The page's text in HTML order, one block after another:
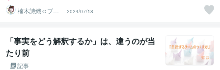
楠木詩織☺︎ブロ
グ❇︎生活科・家
庭研究部
2024/07/18
「事実をどう解釈するか」は、違うのが当
たり前
記事